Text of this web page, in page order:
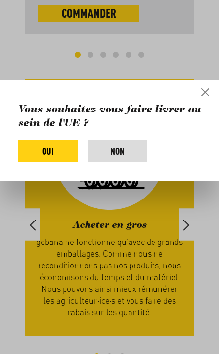
COMMANDER
de grands
produits, nous
et du matériel.
rémunérer
vous faire des
Manger de saison
Chez nous, c'est la nature qui
quand vous recevez votre
Vous attendez donc que les
soient mûrs et prêts pour
Votre patience en sera récompensée
les fruits et légumes sont alors
saveurs.
Vous souhaitez vous faire livrer au
sein de l'UE ?
OUI NON